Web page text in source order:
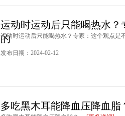
运动时运动后只能喝热水
的
运动时运动后只能喝热水？专家：这个观点是
发布日期：2024-02-12
多吃黑木耳能降血压降血脂